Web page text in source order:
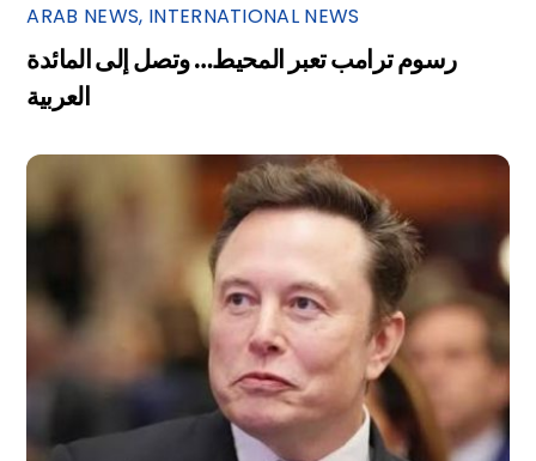
ARAB NEWS, INTERNATIONAL NEWS
رسوم ترامب تعبر المحيط… وتصل إلى المائدة
العربية